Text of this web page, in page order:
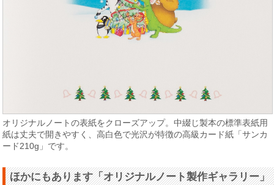
オリジナルノートの表紙をクローズアップ。中綴じ製本の標準表紙用
紙は丈夫で開きやすく、高白色で光沢が特徴の高級カード紙「サンカ
ード210g」です。
ほかにもあります「オリジナルノート製作ギャラリー」